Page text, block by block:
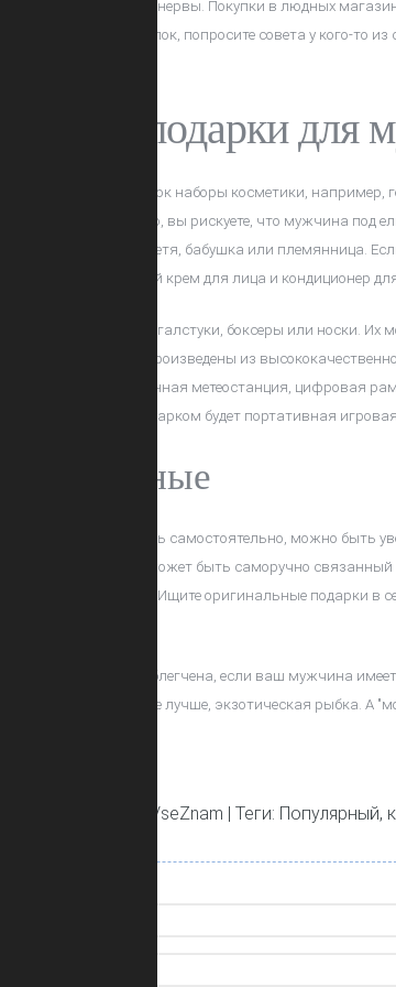
сэкономите время и... нервы. Покупки в людных
возможных покупок, попросите совета у кого-то
подарки для
получают в подарок наборы косметики, например,
. Вручая его, вы рискуете, что мужчина под
получат также тетя, бабушка или племянница.
например, мужской крем для лица и кондиционер
галстуки, боксеры или носки. Их
мотив, а если носки произведены из
понравится электронная метеостанция, цифровая
игр идеальным подарком будет портативная
изготовить самостоятельно, можно быть
мало чего стоит. Это может быть саморучно
способностей? Ищите оригинальные подарки в
будет значительно облегчена, если ваш мужчина
золотых рыбок или, еще лучше, экзотическая рыбка. А
VseZnam Теги: Популярный,